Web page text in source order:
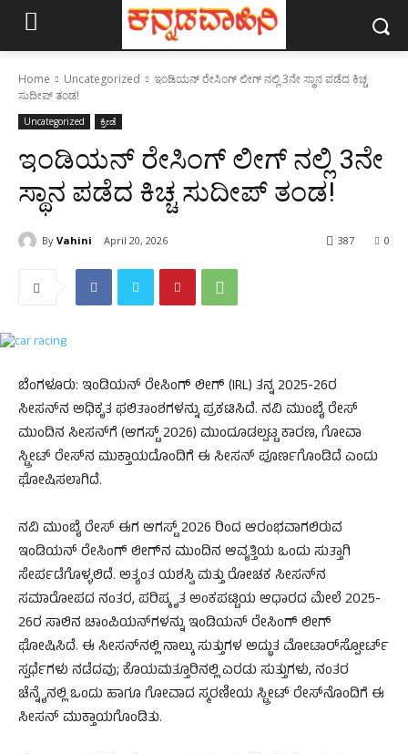
Home Uncategorized
ಇಂಡಿಯನ್ ರೇಸಿಂಗ್ ಲೀಗ್ ನಲ್ಲಿ 3ನೇ ಸ್ಥಾನ ಪಡೆದ ಕಿಚ್ಚ
ಸುದೀಪ್ ತಂಡ!
Uncategorized ಕ್ರೀಡೆ
ಇಂಡಿಯನ್ ರೇಸಿಂಗ್ ಲೀಗ್ ನಲ್ಲಿ 3ನೇ
ಸ್ಥಾನ ಪಡೆದ ಕಿಚ್ಚ ಸುದೀಪ್ ತಂಡ!
By Vahini April 20, 2026 0
387
ಬೆಂಗಳೂರು: ಇಂಡಿಯನ್ ರೇಸಿಂಗ್ ಲೀಗ್ (IRL) ತನ್ನ 2025-26ರ
ಸೀಸನ್‌ನ ಅಧಿಕೃತ ಫಲಿತಾಂಶಗಳನ್ನು ಪ್ರಕಟಿಸಿದೆ. ನವಿ ಮುಂಬೈ ರೇಸ್
ಮುಂದಿನ ಸೀಸನ್‌ಗೆ (ಆಗಸ್ಟ್ 2026) ಮುಂದೂಡಲ್ಪಟ್ಟ ಕಾರಣ, ಗೋವಾ
ಸ್ಟ್ರೀಟ್ ರೇಸ್‌ನ ಮುಕ್ತಾಯದೊಂದಿಗೆ ಈ ಸೀಸನ್ ಪೂರ್ಣಗೊಂಡಿದೆ ಎಂದು
ಘೋಷಿಸಲಾಗಿದೆ.
ನವಿ ಮುಂಬೈ ರೇಸ್ ಈಗ ಆಗಸ್ಟ್ 2026 ರಿಂದ ಆರಂಭವಾಗಲಿರುವ
ಇಂಡಿಯನ್ ರೇಸಿಂಗ್ ಲೀಗ್‌ನ ಮುಂದಿನ ಆವೃತ್ತಿಯ ಒಂದು ಸುತ್ತಾಗಿ
ಸೇರ್ಪಡೆಗೊಳ್ಳಲಿದೆ. ಅತ್ಯಂತ ಯಶಸ್ವಿ ಮತ್ತು ರೋಚಕ ಸೀಸನ್‌ನ
ಸಮಾರೋಪದ ನಂತರ, ಪರಿಷ್ಕೃತ ಅಂಕಪಟ್ಟಿಯ ಆಧಾರದ ಮೇಲೆ 2025-
26ರ ಸಾಲಿನ ಚಾಂಪಿಯನ್‌ಗಳನ್ನು ಇಂಡಿಯನ್ ರೇಸಿಂಗ್ ಲೀಗ್
ಘೋಷಿಸಿದೆ. ಈ ಸೀಸನ್‌ನಲ್ಲಿ ನಾಲ್ಕು ಸುತ್ತುಗಳ ಅದ್ಭುತ ಮೋಟಾರ್‌ಸ್ಪೋರ್ಟ್
ಸ್ಪರ್ಧೆಗಳು ನಡೆದವು; ಕೊಯಮತ್ತೂರಿನಲ್ಲಿ ಎರಡು ಸುತ್ತುಗಳು, ನಂತರ
ಚೆನ್ನೈನಲ್ಲಿ ಒಂದು ಹಾಗೂ ಗೋವಾದ ಸ್ಮರಣೀಯ ಸ್ಟ್ರೀಟ್ ರೇಸ್‌ನೊಂದಿಗೆ ಈ
ಸೀಸನ್ ಮುಕ್ತಾಯಗೊಂಡಿತು.